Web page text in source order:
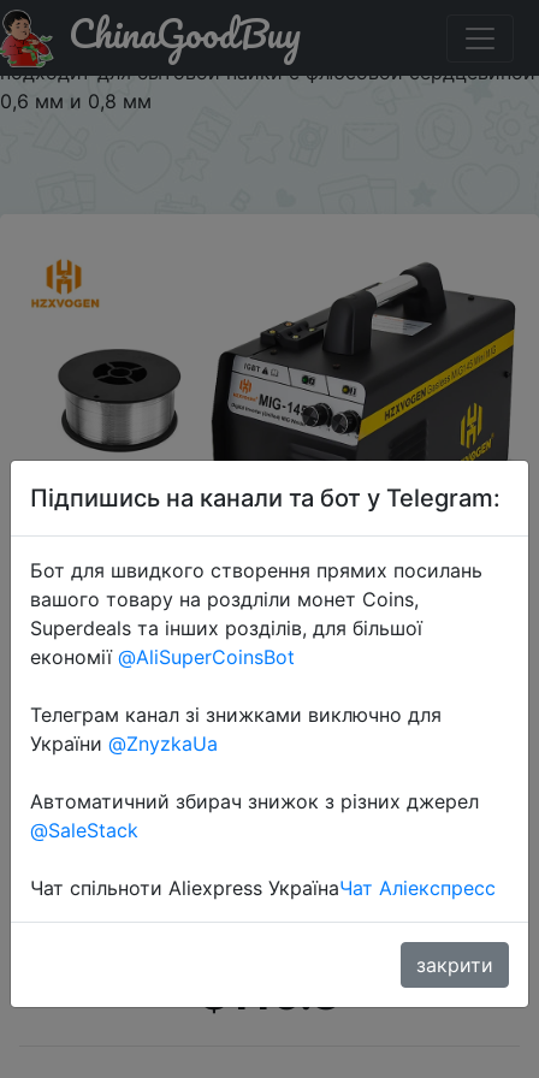
Придбати по акціи Сварочный аппарат HZXVOGEN Mig,
220 В, безгазовый сварочный аппарат MIG145,
подходит для бытовой пайки с флюсовой сердцевиной
0,6 мм и 0,8 мм
ChinaGoodBuy
2022-07-07
Mig, 220 В, безгазовый сварочный
аппарат MIG145, подходит для
сердцевиной 0,6 мм и 0,8 мм
$116.8
Підпишись на канали та бот у Telegram:
Бот для швидкого створення прямих посилань
вашого товару на роздліли монет Coins,
Superdeals та інших розділів, для більшої
економії @AliSuperCoinsBot
Телеграм канал зі знижками виключно для
України @ZnyzkaUa
Автоматичний збирач знижок з різних джерел
@SaleStack
Чат спільноти Aliexpress УкраїнаЧат Аліекспресс
закрити